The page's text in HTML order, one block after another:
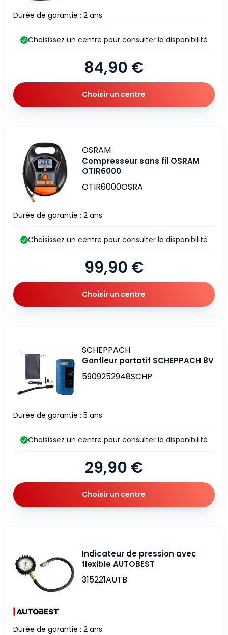
Durée de garantie : 2 ans
84,90 €
Choisissez un centre pour consulter la disponibilité
Choisir un centre
Marque
OSRAM
Compresseur sans fil OSRAM
OTIR6000
OTIR6000OSRA
Durée de garantie : 2 ans
99,90 €
Choisissez un centre pour consulter la disponibilité
Choisir un centre
Marque
SCHEPPACH
Gonfleur portatif SCHEPPACH 8V
5909252948SCHP
Durée de garantie : 5 ans
29,90 €
Choisissez un centre pour consulter la disponibilité
Choisir un centre
Indicateur de pression avec
flexible AUTOBEST
315221AUTB
Durée de garantie : 2 ans